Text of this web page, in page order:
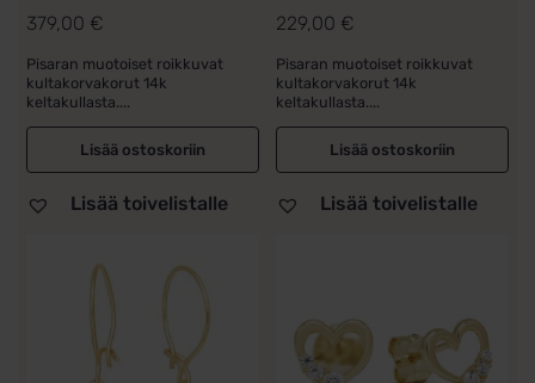
379,00 €
Pisaran muotoiset roikkuvat
kultakorvakorut 14k
keltakullasta....
Lisää ostoskoriin
Lisää toivelistalle
229,00 €
Pisaran muotoiset roikkuvat
kultakorvakorut 14k
keltakullasta....
Lisää ostoskoriin
Lisää toivelistalle